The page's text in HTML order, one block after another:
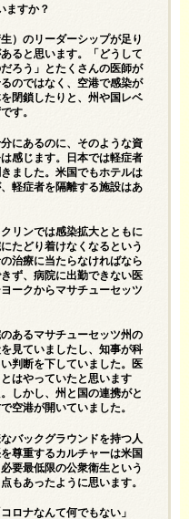
ますか？
）のリーダーシップが足り
ると思います。「どうして
ろう」とたくさんの医師が
のではなく、空港で感染が
閉鎖したりと、州や国レベ
す。
にあるのに、そのような資
感じます。日本では軽症者
ました。米国でもホテルは
軽症者を隔離する施設はあ
リンでは感染拡大とともに
たどり着けなくなるという
治療に当たらなければなら
ず、病院に出勤できない医
ークからマサチューセッツ
あるマサチューセッツ州の
見ていましたし、知事が科
判断を下していました。医
はやっていたと思います
しかし、州と国の連携がと
空港が開いていました。
バックグラウンドを持つ人
尊重するカルチャーは米国
要最低限の公衆衛生という
もあったように思います。
ロナなんて何でもない」